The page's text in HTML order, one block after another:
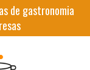
de gastronomia